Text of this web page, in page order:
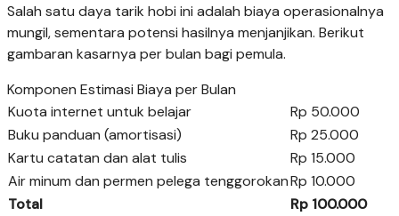
Salah satu daya tarik hobi ini adalah biaya operasionalnya
mungil, sementara potensi hasilnya menjanjikan. Berikut
gambaran kasarnya per bulan bagi pemula.
Komponen Estimasi Biaya per Bulan
Kuota internet untuk belajar
Rp 50.000
Buku panduan (amortisasi)
Rp 25.000
Kartu catatan dan alat tulis
Rp 15.000
Air minum dan permen pelega tenggorokanRp 10.000
Total
Rp 100.000